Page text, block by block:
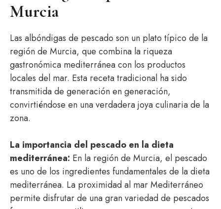
Murcia
Las albóndigas de pescado son un plato típico de la
región de Murcia, que combina la riqueza
gastronómica mediterránea con los productos
locales del mar. Esta receta tradicional ha sido
transmitida de generación en generación,
convirtiéndose en una verdadera joya culinaria de la
zona.
La importancia del pescado en la dieta
mediterránea: En la región de Murcia, el pescado
es uno de los ingredientes fundamentales de la dieta
mediterránea. La proximidad al mar Mediterráneo
permite disfrutar de una gran variedad de pescados